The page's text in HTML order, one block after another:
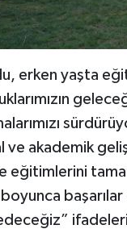
erken yaşta
ve akademik
eğitimlerini
başarılar